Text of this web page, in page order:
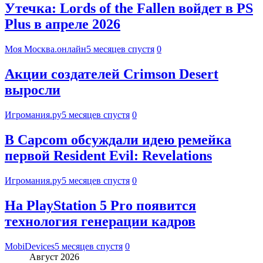
Утечка: Lords of the Fallen войдет в PS
Plus в апреле 2026
Моя Москва.онлайн5 месяцев спустя 0
Акции создателей Crimson Desert
выросли
Игромания.ру5 месяцев спустя 0
В Capcom обсуждали идею ремейка
первой Resident Evil: Revelations
Игромания.ру5 месяцев спустя 0
На PlayStation 5 Pro появится
технология генерации кадров
MobiDevices5 месяцев спустя 0
Август 2026